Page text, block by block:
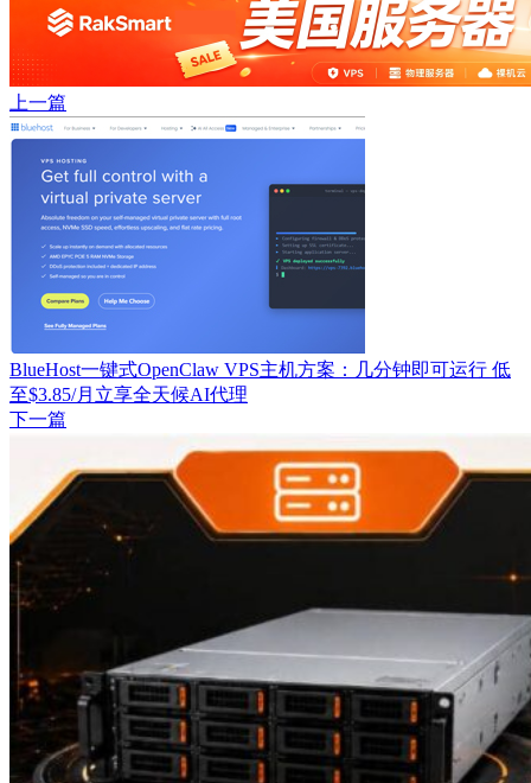
上一篇
BlueHost一键式OpenClaw VPS主机方案：几分钟即可运行 低
至$3.85/月立享全天候AI代理
下一篇